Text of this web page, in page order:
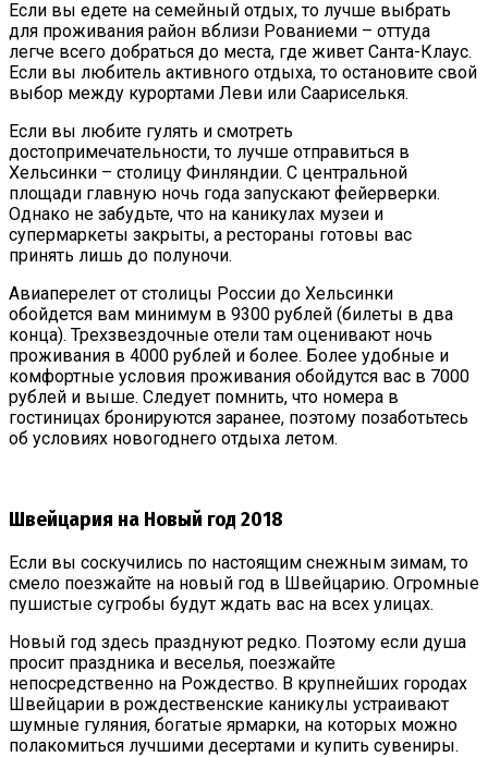
Если вы едете на семейный отдых, то лучше выбрать
для проживания район вблизи Рованиеми – оттуда
легче всего добраться до места, где живет Санта-Клаус.
Если вы любитель активного отдыха, то остановите свой
выбор между курортами Леви или Саариселькя.
Если вы любите гулять и смотреть
достопримечательности, то лучше отправиться в
Хельсинки – столицу Финляндии. С центральной
площади главную ночь года запускают фейерверки.
Однако не забудьте, что на каникулах музеи и
супермаркеты закрыты, а рестораны готовы вас
принять лишь до полуночи.
Авиаперелет от столицы России до Хельсинки
обойдется вам минимум в 9300 рублей (билеты в два
конца). Трехзвездочные отели там оценивают ночь
проживания в 4000 рублей и более. Более удобные и
комфортные условия проживания обойдутся вас в 7000
рублей и выше. Следует помнить, что номера в
гостиницах бронируются заранее, поэтому позаботьтесь
об условиях новогоднего отдыха летом.
Швейцария на Новый год 2018
Если вы соскучились по настоящим снежным зимам, то
смело поезжайте на новый год в Швейцарию. Огромные
пушистые сугробы будут ждать вас на всех улицах.
Новый год здесь празднуют редко. Поэтому если душа
просит праздника и веселья, поезжайте
непосредственно на Рождество. В крупнейших городах
Швейцарии в рождественские каникулы устраивают
шумные гуляния, богатые ярмарки, на которых можно
полакомиться лучшими десертами и купить сувениры.